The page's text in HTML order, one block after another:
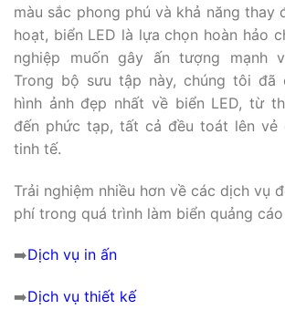
màu sắc phong phú và khả năng thay
hoạt, biển LED là lựa chọn hoàn hảo
nghiệp muốn gây ấn tượng mạnh
Trong bộ sưu tập này, chúng tôi đã
hình ảnh đẹp nhất về biển LED, từ
đến phức tạp, tất cả đều toát lên vẻ
tinh tế.
Trải nghiệm nhiều hơn về các dịch vụ
phí trong quá trình làm biển quảng cáo
➡️Dịch vụ in ấn
➡️Dịch vụ thiết kế